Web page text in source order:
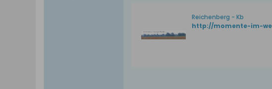
Reichenberg - Kb
http://momente-im-